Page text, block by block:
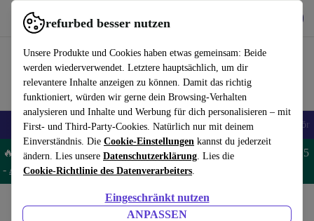
refurbed besser nutzen
Unsere Produkte und Cookies haben etwas gemeinsam: Beide
werden wiederverwendet. Letztere hauptsächlich, um dir
relevantere Inhalte anzeigen zu können. Damit das richtig
funktioniert, würden wir gerne dein Browsing-Verhalten
analysieren und Inhalte und Werbung für dich personalisieren – mit
First- und Third-Party-Cookies. Natürlich nur mit deinem
Einverständnis. Die Cookie-Einstellungen kannst du jederzeit
ändern. Lies unsere Datenschutzerklärung. Lies die
Cookie-Richtlinie des Datenverarbeiters.
Eingeschränkt nutzen
ANPASSEN
refurbed schnell und einfach nutzen
🎒 Back to school Handys Laptops Tablets Smartwatches Zubehör
🔥 Spare 5% EXTRA auf MacBooks und iPads – Code: MACPAD5
- AGB
Laptops Acer Laptops